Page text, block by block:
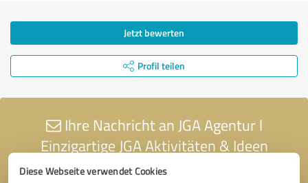
Diese Webseite verwendet Cookies
Jetzt bewerten
Profil teilen
Ihre Nachricht an JGA Agentur l
Einzigartige JGA Aktivitäten & Ideen